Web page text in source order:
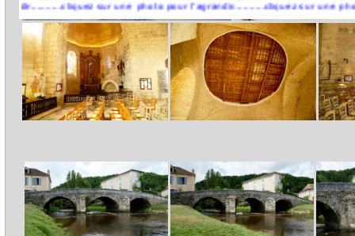
sur une photo pour l'agrandir..........cliquez sur une photo